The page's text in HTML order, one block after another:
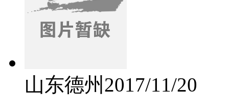
山东德州 2017/11/20